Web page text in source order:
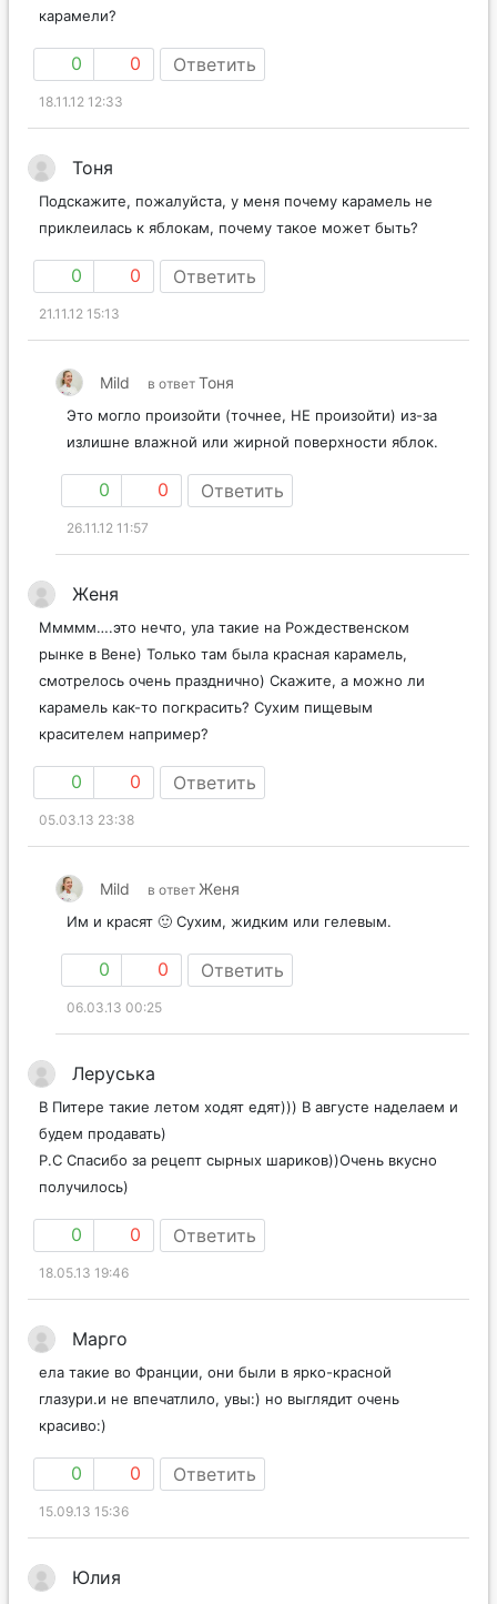
карамели?
0 0 Ответить
18.11.12 12:33
Тоня
Подскажите, пожалуйста, у меня почему карамель не
приклеилась к яблокам, почему такое может быть?
0 0 Ответить
21.11.12 15:13
Mild в ответ Тоня
Это могло произойти (точнее, НЕ произойти) из-за
излишне влажной или жирной поверхности яблок.
0 0 Ответить
26.11.12 11:57
Женя
Ммммм….это нечто, ула такие на Рождественском
рынке в Вене) Только там была красная карамель,
смотрелось очень празднично) Скажите, а можно ли
карамель как-то погкрасить? Сухим пищевым
красителем например?
0 0 Ответить
05.03.13 23:38
Mild в ответ Женя
Им и красят 🙂 Сухим, жидким или гелевым.
0 0 Ответить
06.03.13 00:25
Леруська
В Питере такие летом ходят едят))) В августе наделаем и
будем продавать)
P.C Спасибо за рецепт сырных шариков))Очень вкусно
получилось)
0 0 Ответить
18.05.13 19:46
Марго
ела такие во Франции, они были в ярко-красной
глазури.и не впечатлило, увы:) но выглядит очень
красиво:)
0 0 Ответить
15.09.13 15:36
Юлия